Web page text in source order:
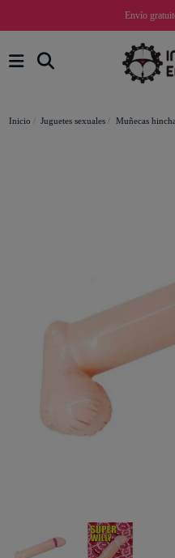
Envío
Inicio Juguetes sexuales Muñecas